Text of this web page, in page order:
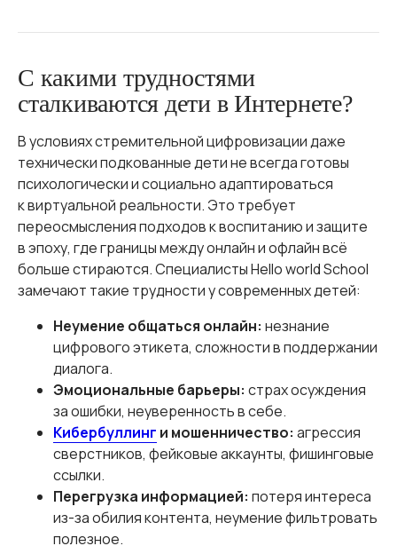
С какими трудностями
сталкиваются дети в Интернете?
В условиях стремительной цифровизации даже
технически подкованные дети не всегда готовы
психологически и социально адаптироваться
к виртуальной реальности. Это требует
переосмысления подходов к воспитанию и защите
в эпоху, где границы между онлайн и офлайн всё
больше стираются. Специалисты Hello world School
замечают такие трудности у современных детей:
Неумение общаться онлайн: незнание
цифрового этикета, сложности в поддержании
диалога.
Эмоциональные барьеры: страх осуждения
за ошибки, неуверенность в себе.
Кибербуллинг и мошенничество: агрессия
сверстников, фейковые аккаунты, фишинговые
ссылки.
Перегрузка информацией: потеря интереса
из-за обилия контента, неумение фильтровать
полезное.